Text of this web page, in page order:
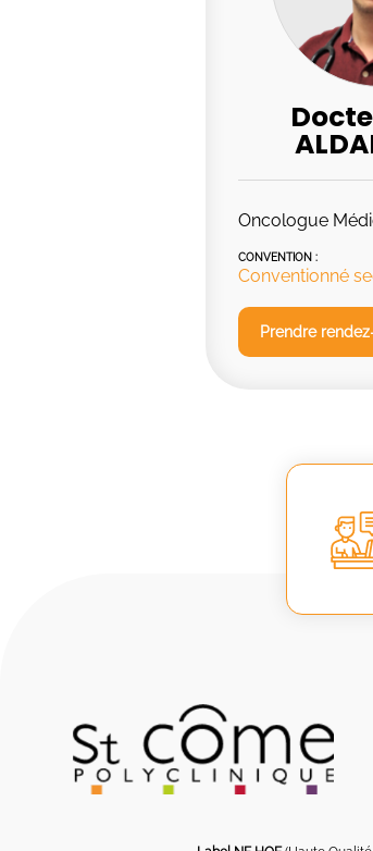
Oncologue
CONVENTION :
Conventionné
Prendre